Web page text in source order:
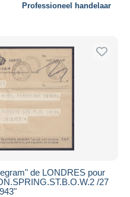
Professioneel handelaar
de LONDRES pour
/27